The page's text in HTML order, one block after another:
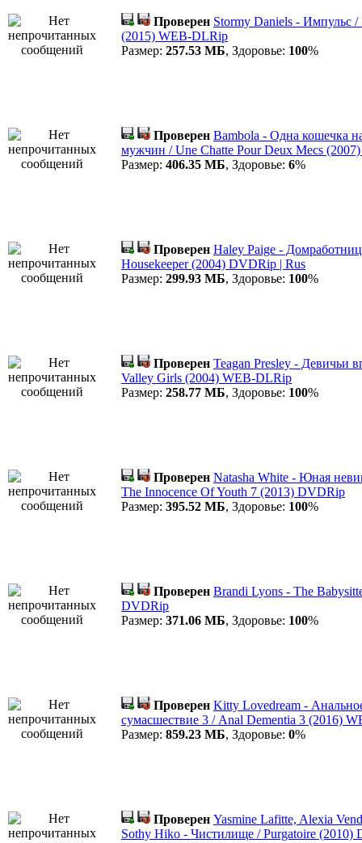
Проверен Stormy Daniels - Импульс /
(2015) WEB-DLRip
Размер: 257.53 МБ, Здоровье: 100%
Проверен Bambola - Одна кошечка
мужчин / Une Chatte Pour Deux Mecs
Размер: 406.35 МБ, Здоровье: 6%
Проверен Haley Paige -
Housekeeper (2004) DVDRip | Rus
Размер: 299.93 МБ, Здоровье: 100%
Проверен Teagan Presley - Девичьи
Valley Girls (2004) WEB-DLRip
Размер: 258.77 МБ, Здоровье: 100%
Проверен Natasha White - Юная
The Innocence Of Youth 7 (2013) DVDRip
Размер: 395.52 МБ, Здоровье: 100%
Проверен Brandi Lyons - The
DVDRip
Размер: 371.06 МБ, Здоровье: 100%
Проверен Kitty Lovedream -
cумасшествие 3 / Anal Dementia 3 (2016)
Размер: 859.23 МБ, Здоровье: 0%
Проверен Yasmine Lafitte, Alexia
Sothy Hiko - Чистилище / Purgatoire (2010)